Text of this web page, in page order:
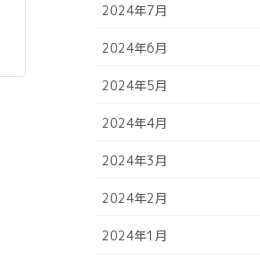
2024年7月
2024年6月
2024年5月
2024年4月
2024年3月
2024年2月
2024年1月